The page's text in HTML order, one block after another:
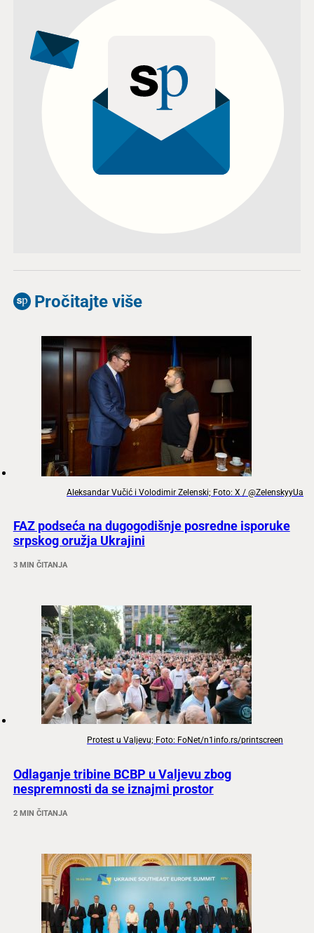
Pročitajte više
Aleksandar Vučić i Volodimir Zelenski; Foto: X / @ZelenskyyUa
FAZ podseća na dugogodišnje posredne isporuke
srpskog oružja Ukrajini
3 MIN ČITANJA
Protest u Valjevu; Foto: FoNet/n1info.rs/printscreen
Odlaganje tribine BCBP u Valjevu zbog
nespremnosti da se iznajmi prostor
2 MIN ČITANJA